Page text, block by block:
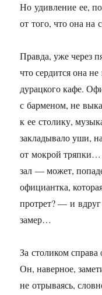
Но удивление ее,
от того, что она на
Правда, уже через
что сердится она
дурацкого кафе.
с барменом, не
к ее столику,
закладывало уши,
от мокрой тряпки…
зал — может,
официантка,
протрет? — и вдруг
замер…
За столиком
Он, наверное,
не отрываясь,